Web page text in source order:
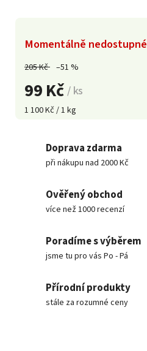
205 Kč –51 %
99 Kč/ ks
1 100 Kč / 1 kg
Momentálně nedostupné
Doprava zdarma
při nákupu nad 2000 Kč
Ověřený obchod
více než 1000 recenzí
Poradíme s výběrem
jsme tu pro vás Po - Pá
Přírodní produkty
stále za rozumné ceny